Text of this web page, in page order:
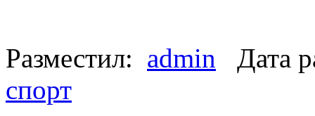
Разместил: admin Дата
спорт